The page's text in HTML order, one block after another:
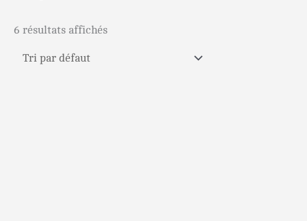
6 résultats affichés